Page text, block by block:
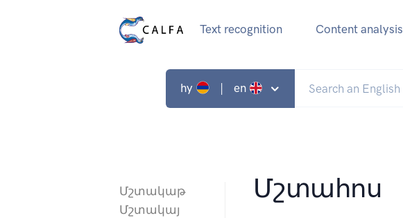
Text recognition Content analysis
hy | en
Մշտակաթ
Մշտակայ
Մշտահոս